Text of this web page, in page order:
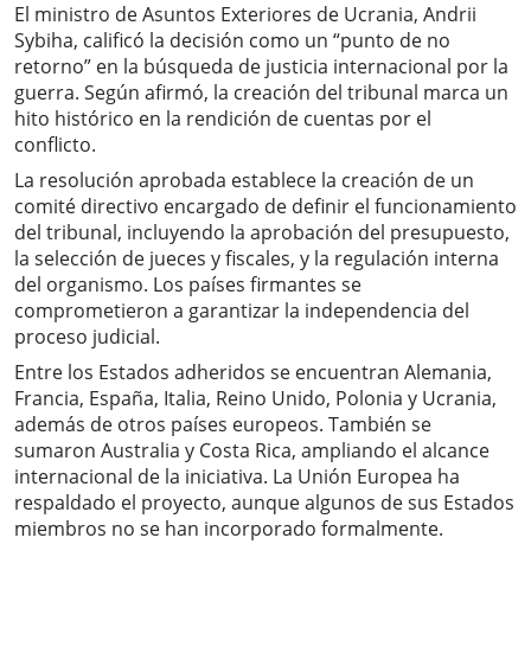
El ministro de Asuntos Exteriores de Ucrania, Andrii
Sybiha, calificó la decisión como un “punto de no
retorno” en la búsqueda de justicia internacional por la
guerra. Según afirmó, la creación del tribunal marca un
hito histórico en la rendición de cuentas por el
conflicto.
La resolución aprobada establece la creación de un
comité directivo encargado de definir el funcionamiento
del tribunal, incluyendo la aprobación del presupuesto,
la selección de jueces y fiscales, y la regulación interna
del organismo. Los países firmantes se
comprometieron a garantizar la independencia del
proceso judicial.
Entre los Estados adheridos se encuentran Alemania,
Francia, España, Italia, Reino Unido, Polonia y Ucrania,
además de otros países europeos. También se
sumaron Australia y Costa Rica, ampliando el alcance
internacional de la iniciativa. La Unión Europea ha
respaldado el proyecto, aunque algunos de sus Estados
miembros no se han incorporado formalmente.